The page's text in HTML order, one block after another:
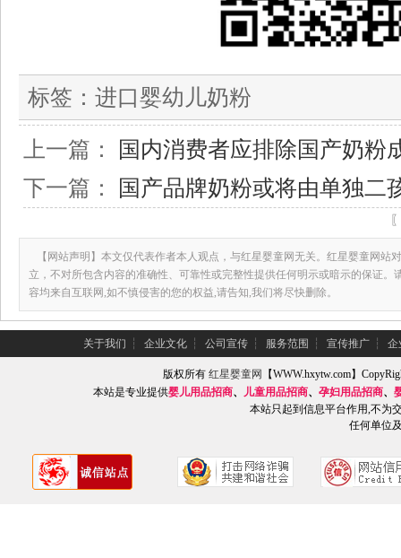
标签： 进口婴幼儿奶粉
上一篇：
国内消费者应排除国产奶粉
下一篇：
国产品牌奶粉或将由单独二
【网站声明】本文仅代表作者本人观点，与红星婴童网无关。红星婴童网站
立，不对所包含内容的准确性、可靠性或完整性提供任何明示或暗示的保证。
容均来自互联网,如不慎侵害的您的权益,请告知,我们将尽快删除。
关于我们 ┆ 企业文化 ┆ 公司宣传 ┆ 服务范围 ┆ 宣传推广 ┆ 企
版权所有红星婴童网
【WWW.hxytw.com】
本站是专业提供婴儿用品招商、 儿童用品招商、 孕妇用品招商、
本站只起到信息平台作用,不为
任何单位